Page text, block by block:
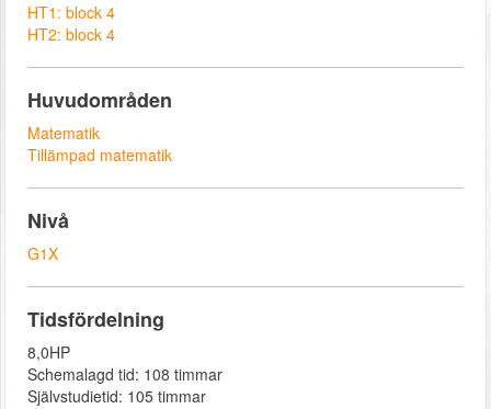
HT1: block 4
HT2: block 4
Huvudområden
Matematik
Tillämpad matematik
Nivå
G1X
Tidsfördelning
8,0HP
Schemalagd tid: 108 timmar
Självstudietid: 105 timmar